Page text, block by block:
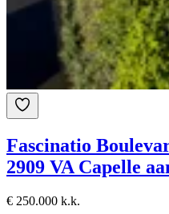
Fascinatio
2909 VA Capelle
€ 250.000 k.k.